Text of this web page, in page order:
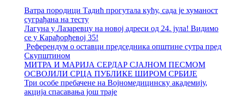
Ватра породици Тадић прогутала кућу, сада је хуманост
суграђана на тесту
Лагуна у Лазаревцу на новој адреси од 24. јула! Видимо
се у Карађорђевој 35!
Референдум о оставци председника општине сутра пред
Скупштином
МИТРА И МАРИЈА СЕРДАР СЈАЈНОМ ПЕСМОМ
ОСВОЈИЛИ СРЦА ПУБЛИКЕ ШИРОМ СРБИЈЕ
Три особе пребачене на Војномедицинску академију,
акција спасавања још траје